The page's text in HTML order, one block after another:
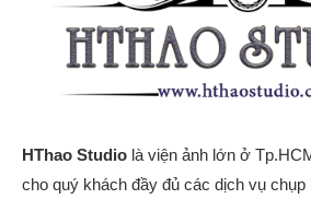
HThao Studio là viện ảnh lớn ở
cho quý khách đầy đủ các dịch vụ chụp